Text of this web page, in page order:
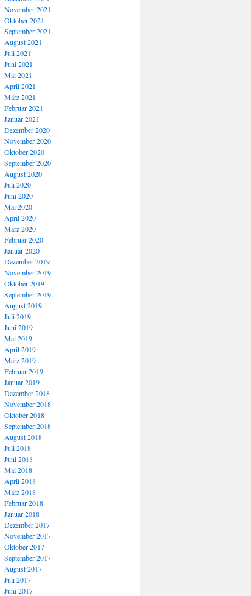
November 2021
Oktober 2021
September 2021
August 2021
Juli 2021
Juni 2021
Mai 2021
April 2021
März 2021
Februar 2021
Januar 2021
Dezember 2020
November 2020
Oktober 2020
September 2020
August 2020
Juli 2020
Juni 2020
Mai 2020
April 2020
März 2020
Februar 2020
Januar 2020
Dezember 2019
November 2019
Oktober 2019
September 2019
August 2019
Juli 2019
Juni 2019
Mai 2019
April 2019
März 2019
Februar 2019
Januar 2019
Dezember 2018
November 2018
Oktober 2018
September 2018
August 2018
Juli 2018
Juni 2018
Mai 2018
April 2018
März 2018
Februar 2018
Januar 2018
Dezember 2017
November 2017
Oktober 2017
September 2017
August 2017
Juli 2017
Juni 2017